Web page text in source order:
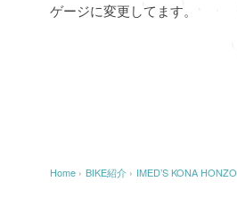
ゲージに変更してます。
Home › BIKE紹介 › IMED’S KONA HONZO